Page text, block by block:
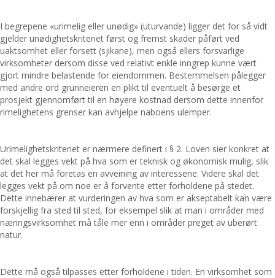
I begrepene «urimelig eller unødig» (uturvande) ligger det for så vidt
gjelder unødighetskriteriet først og fremst skader påført ved
uaktsomhet eller forsett (sjikane), men også ellers forsvarlige
virksomheter dersom disse ved relativt enkle inngrep kunne vært
gjort mindre belastende for eiendommen. Bestemmelsen pålegger
med andre ord grunneieren en plikt til eventuelt å besørge et
prosjekt gjennomført til en høyere kostnad dersom dette innenfor
rimelighetens grenser kan avhjelpe naboens ulemper.
Urimelighetskriteriet er nærmere definert i § 2. Loven sier konkret at
det skal legges vekt på hva som er teknisk og økonomisk mulig, slik
at det her må foretas en avveining av interessene. Videre skal det
legges vekt på om noe er å forvente etter forholdene på stedet.
Dette innebærer at vurderingen av hva som er akseptabelt kan være
forskjellig fra sted til sted, for eksempel slik at man i områder med
næringsvirksomhet må tåle mer enn i områder preget av uberørt
natur.
Dette må også tilpasses etter forholdene i tiden. En virksomhet som